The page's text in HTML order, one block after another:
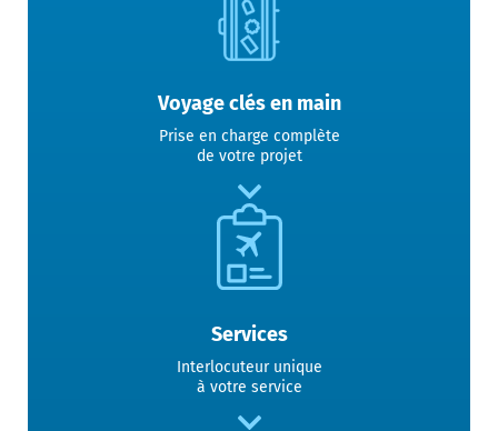
Voyage clés en main
Prise en charge complète
de votre projet
Services
Interlocuteur unique
à votre service